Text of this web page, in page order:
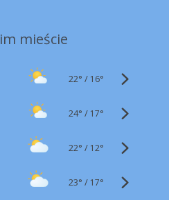
mieście
22° / 16°
24° / 17°
22° / 12°
23° / 17°